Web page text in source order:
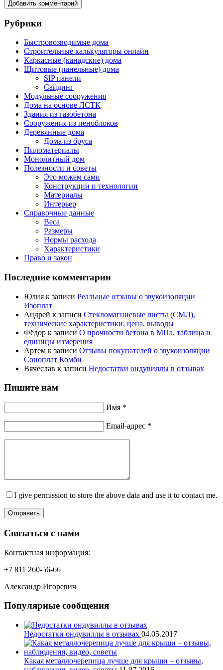
Рубрики
Быстровозводимые дома
Строительные калькуляторы онлайн
Каркасные (канадские) дома
Щитовые (панельные) дома
SIP панели
Сайдинг
Модульные сооружения
Дома на основе ЛСТК
Здания из газобетона
Сооружения из пеноблоков
Деревянные дома
Дома из бруса
Пиломатериалы
Монолитный дом
Полезности и советы
Это можем сами
Конструкции и технологии
Материалы
Интерьер
Справочные данные
Веса
Размеры
Нормы расхода
Характеристики
Право и закон
Последние комментарии
Юлия к записи Реальные отзывы о звукоизоляции
Изоплат
Андрей к записи Стекломагниевые листы (СМЛ),
технические характеристики, цена, выводы
Фёдор к записи О прочности бетона в МПа, таблица и
единицы измерения
Артем к записи Отзывы покупателей о звукоизоляции
Соноплат Комби
Вячеслав к записи Недостатки ондувиллы в отзывах
Пишите нам
Имя *
Email-адрес *
I give permission to store the above data and use it to contact me.
Отправить
Связаться с нами
Контактная информация:
+7 811 260-56-66
Александр Игоревич
Популярные сообщения
Недостатки ондувиллы в отзывах 04.05.2017
Какая металлочерепица лучше для крыши – отзывы,